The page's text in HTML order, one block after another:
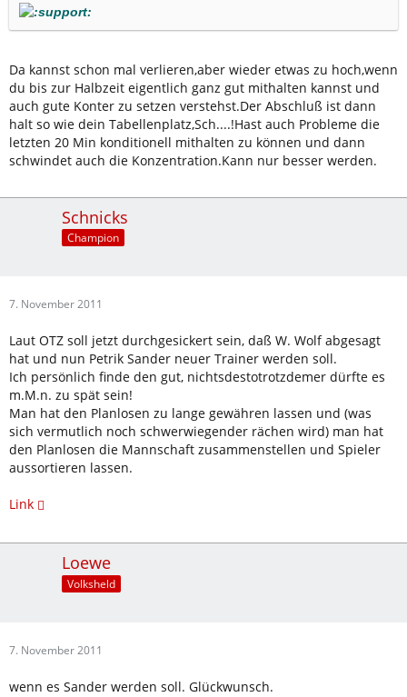
Da kannst schon mal verlieren,aber wieder etwas zu hoch,wenn
du bis zur Halbzeit eigentlich ganz gut mithalten kannst und
auch gute Konter zu setzen verstehst.Der Abschluß ist dann
halt so wie dein Tabellenplatz,Sch....!Hast auch Probleme die
letzten 20 Min konditionell mithalten zu können und dann
schwindet auch die Konzentration.Kann nur besser werden.
Schnicks
Champion
7. November 2011
Laut OTZ soll jetzt durchgesickert sein, daß W. Wolf abgesagt
hat und nun Petrik Sander neuer Trainer werden soll.
Ich persönlich finde den gut, nichtsdestotrotzdemer dürfte es
m.M.n. zu spät sein!
Man hat den Planlosen zu lange gewähren lassen und (was
sich vermutlich noch schwerwiegender rächen wird) man hat
den Planlosen die Mannschaft zusammenstellen und Spieler
aussortieren lassen.
Link
Loewe
Volksheld
7. November 2011
wenn es Sander werden soll. Glückwunsch.